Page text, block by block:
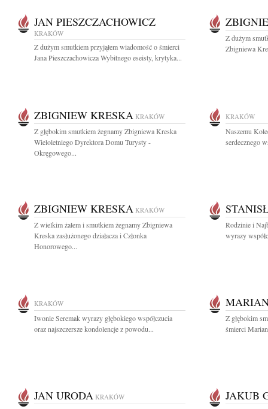
JAN PIESZCZACHOWICZ
KRAKÓW
Z dużym smutkiem przyjąłem wiadomość o śmierci
Jana Pieszczachowicza Wybitnego eseisty, krytyka...
Z dużym
Zbigniewa
ZBIGNIEW KRESKA KRAKÓW
Z głębokim smutkiem żegnamy Zbigniewa Kreska
Wieloletniego Dyrektora Domu Turysty -
Okręgowego...
KRAKÓW
Naszemu
serdecznego
ZBIGNIEW KRESKA KRAKÓW
Z wielkim żalem i smutkiem żegnamy Zbigniewa
Kreska zasłużonego działacza i Członka
Honorowego...
Rodzinie i
wyrazy
KRAKÓW
Iwonie Seremak wyrazy głębokiego współczucia
oraz najszczersze kondolencje z powodu...
Z głębokim
śmierci
JAN URODA KRAKÓW JAKUB